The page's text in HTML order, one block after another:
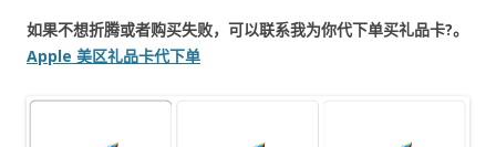
如果不想折腾或者购买失败，可以联系我为你代下单买礼品卡?。
Apple 美区礼品卡代下单